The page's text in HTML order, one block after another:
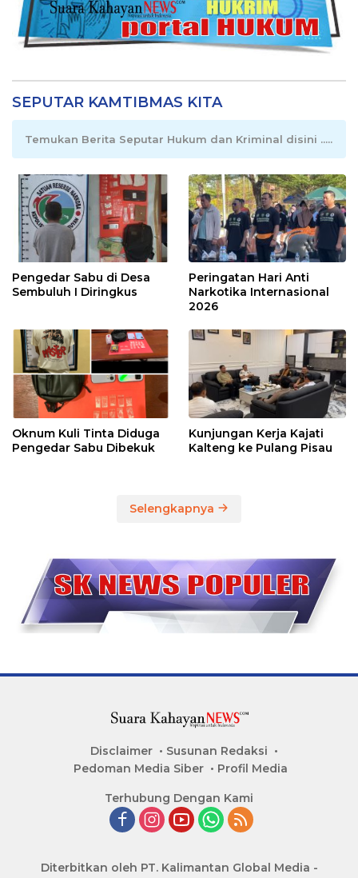
SEPUTAR KAMTIBMAS KITA
Temukan Berita Seputar Hukum dan Kriminal disini .....
Pengedar Sabu di Desa
Sembuluh I Diringkus
Peringatan Hari Anti
Narkotika Internasional
2026
Oknum Kuli Tinta Diduga
Pengedar Sabu Dibekuk
Kunjungan Kerja Kajati
Kalteng ke Pulang Pisau
Selengkapnya
Disclaimer
Susunan Redaksi
Pedoman Media Siber
Profil Media
Terhubung Dengan Kami
Diterbitkan oleh PT. Kalimantan Global Media -